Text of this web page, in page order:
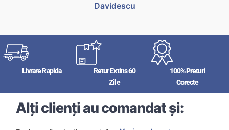
Davidescu
Livrare Rapida
Retur Extins 60
Zile
100% Preturi
Corecte
Alți clienți au comandat și: